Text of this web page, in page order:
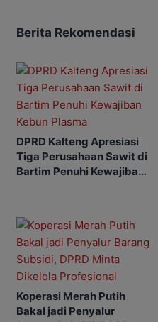
Berita Rekomendasi
DPRD Kalteng Apresiasi
Tiga Perusahaan Sawit di
Bartim Penuhi Kewajiban
Koperasi Merah Putih
Bakal jadi Penyalur